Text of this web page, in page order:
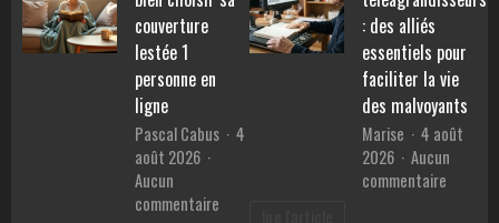
sérénité
?
couverture
lestée 1
personne en
ligne
Pascal Cabus
4
août 2026
Aucun
commentaire
: des alliés
essentiels pour
faciliter la vie
des malvoyants
Marise
4 août
2026
Aucun
commentaire